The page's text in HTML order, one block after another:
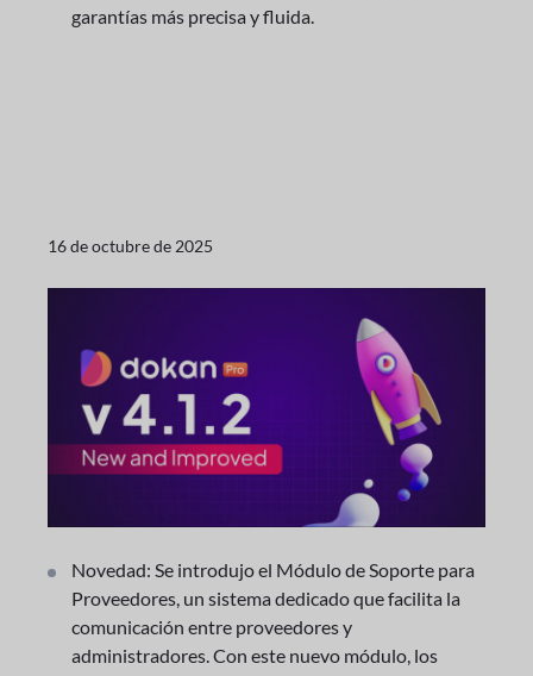
garantías más precisa y fluida.
16 de octubre de 2025
Novedad: Se introdujo el Módulo de Soporte para
Proveedores, un sistema dedicado que facilita la
comunicación entre proveedores y
administradores. Con este nuevo módulo, los